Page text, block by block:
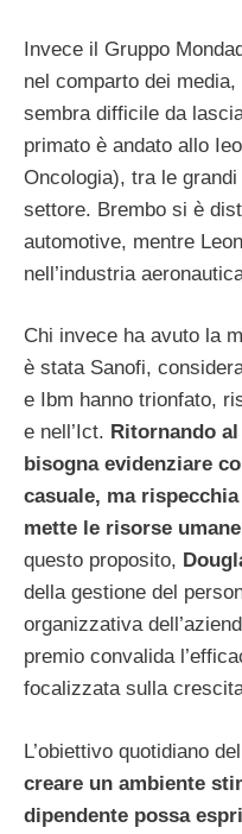
Invece il Gruppo
nel comparto dei
sembra difficile da
primato è andato allo
Oncologia), tra le
settore. Brembo si è
automotive, mentre
nell’industria
Chi invece ha avuto la
è stata Sanofi,
e Ibm hanno trionfato,
e nell’Ict. Ritornando
bisogna evidenziare
casuale, ma
mette le risorse
questo proposito,
della gestione del
organizzativa
premio convalida
focalizzata sulla
L’obiettivo quotidiano
creare un ambiente
dipendente possa